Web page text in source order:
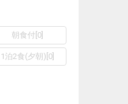
朝食付 0
1泊2食(夕朝) 0